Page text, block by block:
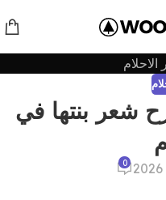
الاحلام
شعر بنتها في
0